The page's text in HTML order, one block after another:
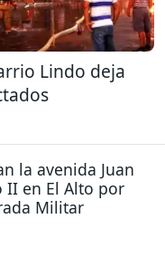
Lindo deja
la avenida Juan
II en El Alto por
Militar